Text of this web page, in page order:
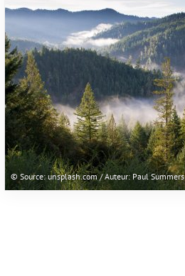
© Source: unsplash.com / Auteur: Paul Summers